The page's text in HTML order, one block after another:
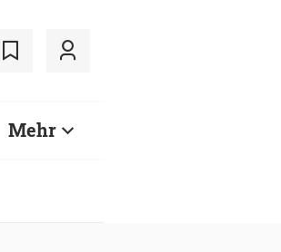
Mehr